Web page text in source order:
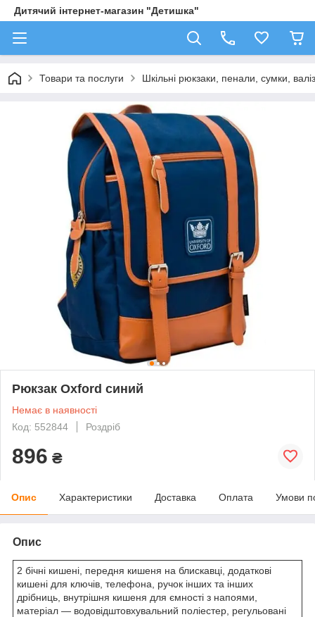
Дитячий інтернет-магазин "Детишка"
Товари та послуги Шкільні рюкзаки, пенали, сумки,
Рюкзак Oxford синий
Немає в наявності
Код: 552844
Роздріб
896 ₴
Опис Характеристики Доставка Оплата Умови
Опис
2 бічні кишені, передня кишеня на блискавці, додаткові
кишені для ключів, телефона, ручок інших та інших
дрібниць, внутрішня кишеня для ємності з напоями,
матеріал — водовідштовхувальний поліестер, регульовані